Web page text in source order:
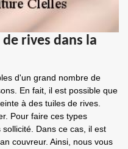
rives dans la
d'un grand nombre de
En fait, il est possible que
à des tuiles de rives.
Pour faire ces types
Dans ce cas, il est
couvreur. Ainsi, nous vous